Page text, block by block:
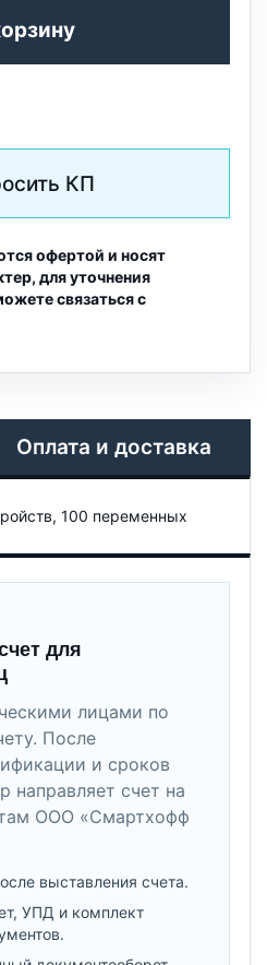
КП
офертой и носят
для уточнения
связаться с
Оплата и доставка
100 переменных
для
лицами по
После
и сроков
направляет счет на
ООО «Смартхофф
выставления счета.
УПД и комплект